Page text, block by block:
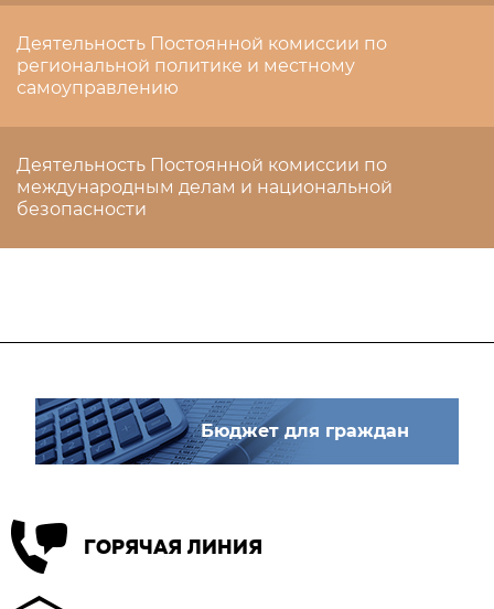
Деятельность Постоянной комиссии по
региональной политике и местному
самоуправлению
Деятельность Постоянной комиссии по
международным делам и национальной
безопасности
Бюджет для граждан
ГОРЯЧАЯ ЛИНИЯ